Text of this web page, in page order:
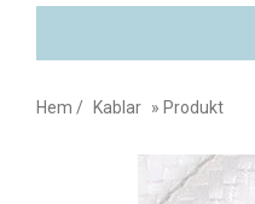
Hem / Kablar » Produkt